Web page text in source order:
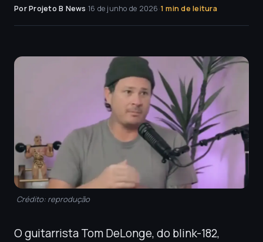
Por Projeto B News·16 de junho de 2026·1 min de leitura
Crédito: reprodução
O guitarrista Tom DeLonge, do blink-182,